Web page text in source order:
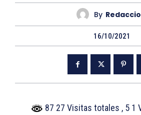
By
16/10/2021
87 27 Visitas totales , 5 1